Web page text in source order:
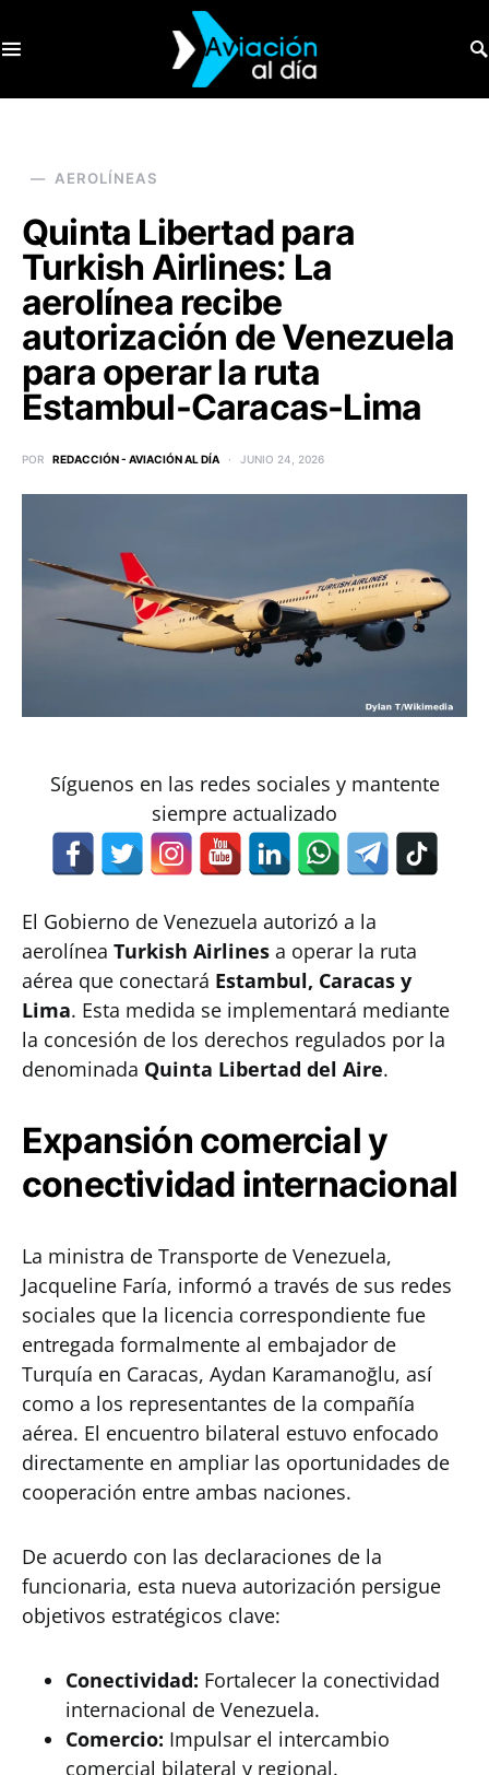
AEROLÍNEAS
Quinta Libertad para
Turkish Airlines: La
aerolínea recibe
autorización de Venezuela
para operar la ruta
Estambul-Caracas-Lima
POR REDACCIÓN - AVIACIÓN AL DÍA JUNIO 24, 2026
Síguenos en las redes sociales y mantente
siempre actualizado
El Gobierno de Venezuela autorizó a la
aerolínea Turkish Airlines a operar la ruta
aérea que conectará Estambul, Caracas y
Lima. Esta medida se implementará mediante
la concesión de los derechos regulados por la
denominada Quinta Libertad del Aire.
Expansión comercial y
conectividad internacional
La ministra de Transporte de Venezuela,
Jacqueline Faría, informó a través de sus redes
sociales que la licencia correspondiente fue
entregada formalmente al embajador de
Turquía en Caracas, Aydan Karamanoğlu, así
como a los representantes de la compañía
aérea. El encuentro bilateral estuvo enfocado
directamente en ampliar las oportunidades de
cooperación entre ambas naciones.
De acuerdo con las declaraciones de la
funcionaria, esta nueva autorización persigue
objetivos estratégicos clave:
Conectividad: Fortalecer la conectividad
internacional de Venezuela.
Comercio: Impulsar el intercambio
comercial bilateral y regional.